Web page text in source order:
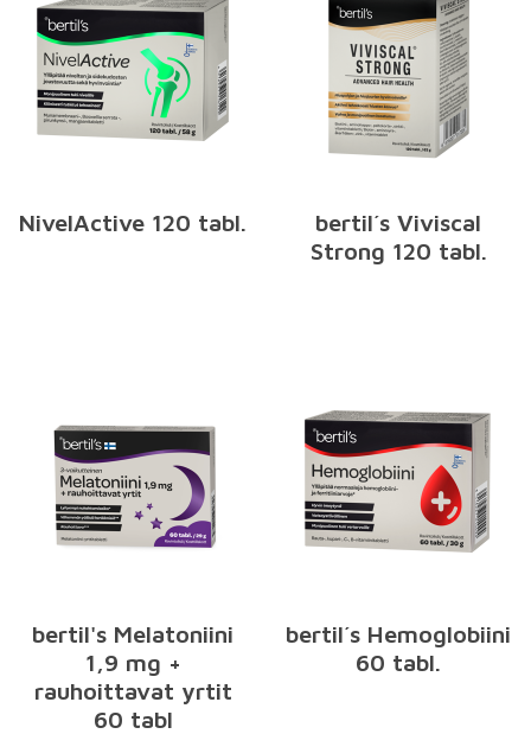
NivelActive 120 tabl.
bertil´s Viviscal
Strong 120 tabl.
bertil's Melatoniini
1,9 mg +
rauhoittavat yrtit
60 tabl
bertil´s Hemoglobiini
60 tabl.